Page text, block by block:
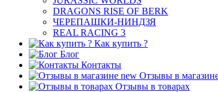
DRAGONS RISE OF BERK
ЧЕРЕПАШКИ-НИНДЗЯ
REAL RACING 3
Как купить ?
Блог
Контакты
new Отзывы в
Отзывы в товарах